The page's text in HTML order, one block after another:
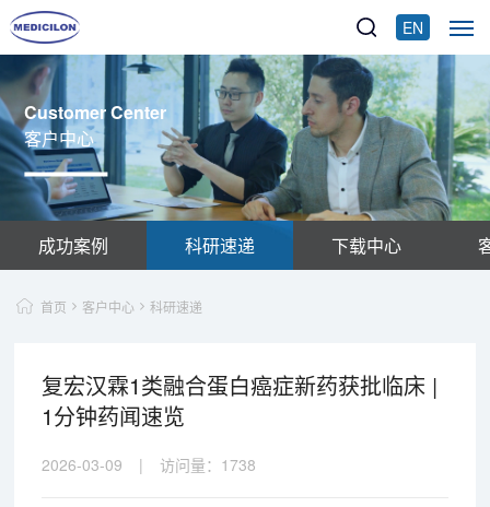
EN
Customer Center
客户中心
成功案例 科研速递 下载中心
首页 客户中心 科研速递
复宏汉霖1类融合蛋白癌症新药获批临床 |
1分钟药闻速览
2026-03-09 | 访问量： 1738